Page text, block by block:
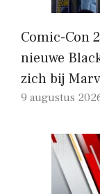
Comic-Con
nieuwe
zich bij
9 augustus